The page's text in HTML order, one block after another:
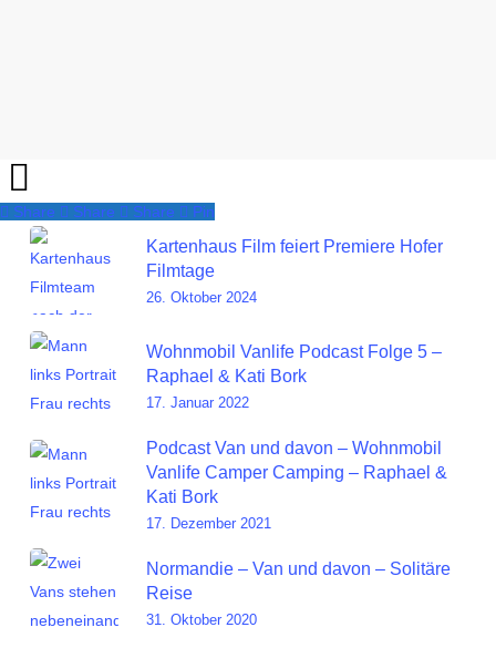
Share Share Share Pin
Kartenhaus Film feiert Premiere Hofer
Filmtage
26. Oktober 2024
Wohnmobil Vanlife Podcast Folge 5 –
Raphael & Kati Bork
17. Januar 2022
Podcast Van und davon – Wohnmobil
Vanlife Camper Camping – Raphael &
Kati Bork
17. Dezember 2021
Normandie – Van und davon – Solitäre
Reise
31. Oktober 2020